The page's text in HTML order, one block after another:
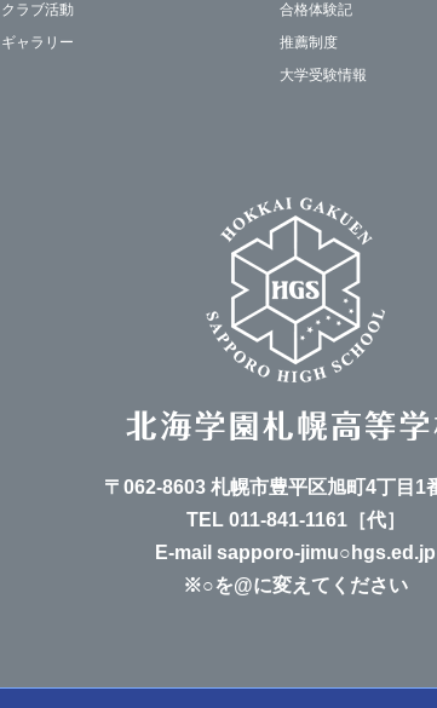
〒062-8603 札幌市豊平区旭町4丁目1
TEL 011-841-1161［代］
E-mail sapporo-jimu○hgs.ed.jp
※○を@に変えてください
クラブ活動
ギャラリー
合格体験記
推薦制度
大学受験情報